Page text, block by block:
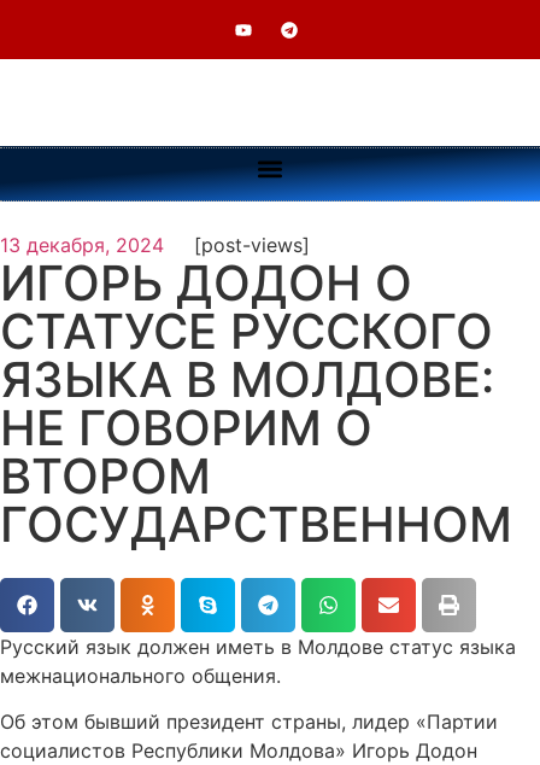
13 декабря, 2024 [post-views]
ИГОРЬ ДОДОН О
СТАТУСЕ РУССКОГО
ЯЗЫКА В МОЛДОВЕ:
НЕ ГОВОРИМ О
ВТОРОМ
ГОСУДАРСТВЕННОМ
Русский язык должен иметь в Молдове статус языка
межнационального общения.
Об этом бывший президент страны, лидер «Партии
социалистов Республики Молдова» Игорь Додон